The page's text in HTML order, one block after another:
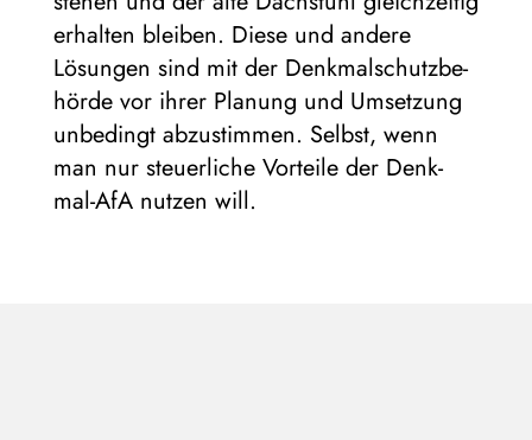
erhal­ten blei­ben. Diese und andere
Lösun­gen sind mit der Denk­mal­schutz­be­
hörde vor ihrer Pla­nung und Umset­zung
unbe­dingt abzu­stim­men. Selbst, wenn
man nur steu­er­li­che Vor­teile der Denk­
mal-AfA nut­zen will.